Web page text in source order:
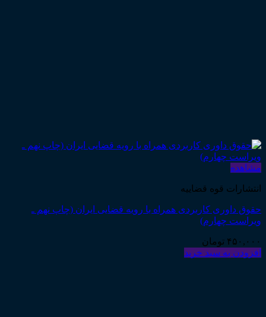
مشاهده
انتشارات قوه قضاییه
حقوق داوری کاربردی همراه با رویه قضایی ایران (چاپ نهم ـ
ویراست چهارم)
۴۵۰,۰۰۰ تومان
افزودن به سبد خرید